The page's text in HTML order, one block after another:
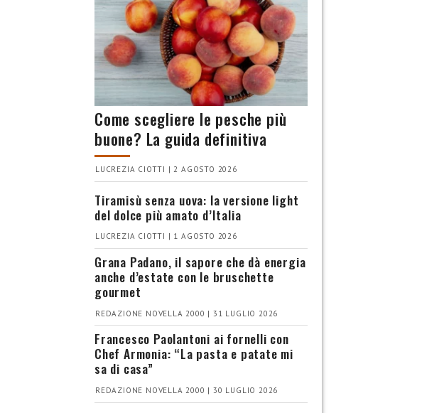
Come scegliere le pesche più
buone? La guida definitiva
LUCREZIA CIOTTI | 2 AGOSTO 2026
Tiramisù senza uova: la versione light
del dolce più amato d’Italia
LUCREZIA CIOTTI | 1 AGOSTO 2026
Grana Padano, il sapore che dà energia
anche d’estate con le bruschette
gourmet
REDAZIONE NOVELLA 2000 | 31 LUGLIO 2026
Francesco Paolantoni ai fornelli con
Chef Armonia: “La pasta e patate mi
sa di casa”
REDAZIONE NOVELLA 2000 | 30 LUGLIO 2026